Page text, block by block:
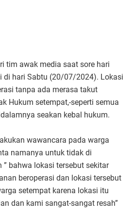
tim awak media saat sore hari
di hari Sabtu (20/07/2024). Lokasi
tanpa ada merasa takut
Hukum setempat,-seperti semua
seakan kebal hukum.
wawancara pada warga
namanya untuk tidak di
bahwa lokasi tersebut sekitar
beroperasi dan lokasi tersebut
setempat karena lokasi itu
dan kami sangat-sangat resah”